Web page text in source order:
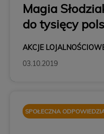
Magia
do tysięcy
AKCJE
03.10.2019
SPOŁECZNA